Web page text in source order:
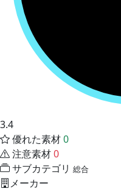
3.4
優れた素材0
注意素材0
サブカテゴリ 総合
メーカー